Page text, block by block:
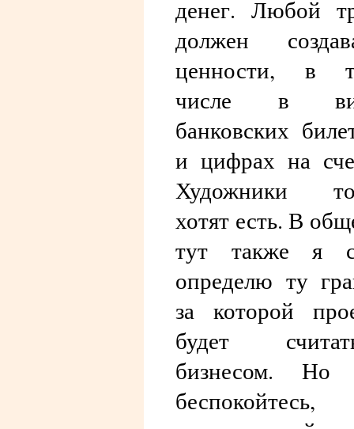
денег. Любой
должен
ценности, в
числе в
банковских
и цифрах на
Художники
хотят есть. В
тут также я
определю ту
за которой
будет
бизнесом. Но